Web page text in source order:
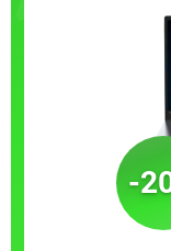
-